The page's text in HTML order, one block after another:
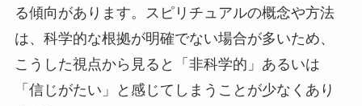
る傾向があります。スピリチュアルの概念や方法
は、科学的な根拠が明確でない場合が多いため、
こうした視点から見ると「非科学的」あるいは
「信じがたい」と感じてしまうことが少なくあり